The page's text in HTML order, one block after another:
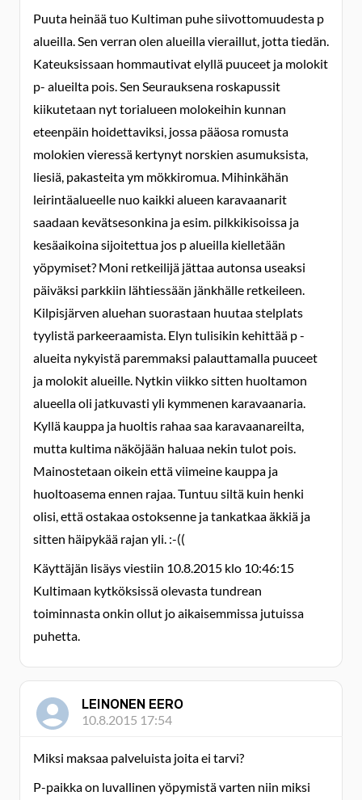
Puuta heinää tuo Kultiman puhe siivottomuudesta p
alueilla. Sen verran olen alueilla vieraillut, jotta tiedän.
Kateuksissaan hommautivat elyllä puuceet ja molokit
p- alueilta pois. Sen Seurauksena roskapussit
kiikutetaan nyt torialueen molokeihin kunnan
eteenpäin hoidettaviksi, jossa pääosa romusta
molokien vieressä kertynyt norskien asumuksista,
liesiä, pakasteita ym mökkiromua. Mihinkähän
leirintäalueelle nuo kaikki alueen karavaanarit
saadaan kevätsesonkina ja esim. pilkkikisoissa ja
kesäaikoina sijoitettua jos p alueilla kielletään
yöpymiset? Moni retkeilijä jättaa autonsa useaksi
päiväksi parkkiin lähtiessään jänkhälle retkeileen.
Kilpisjärven aluehan suorastaan huutaa stelplats
tyylistä parkeeraamista. Elyn tulisikin kehittää p -
alueita nykyistä paremmaksi palauttamalla puuceet
ja molokit alueille. Nytkin viikko sitten huoltamon
alueella oli jatkuvasti yli kymmenen karavaanaria.
Kyllä kauppa ja huoltis rahaa saa karavaanareilta,
mutta kultima näköjään haluaa nekin tulot pois.
Mainostetaan oikein että viimeine kauppa ja
huoltoasema ennen rajaa. Tuntuu siltä kuin henki
olisi, että ostakaa ostoksenne ja tankatkaa äkkiä ja
sitten häipykää rajan yli. :-((
Käyttäjän lisäys viestiin 10.8.2015 klo 10:46:15
Kultimaan kytköksissä olevasta tundrean
toiminnasta onkin ollut jo aikaisemmissa jutuissa
puhetta.
LEINONEN EERO
10.8.2015 17:54
Miksi maksaa palveluista joita ei tarvi?
P-paikka on luvallinen yöpymistä varten niin miksi